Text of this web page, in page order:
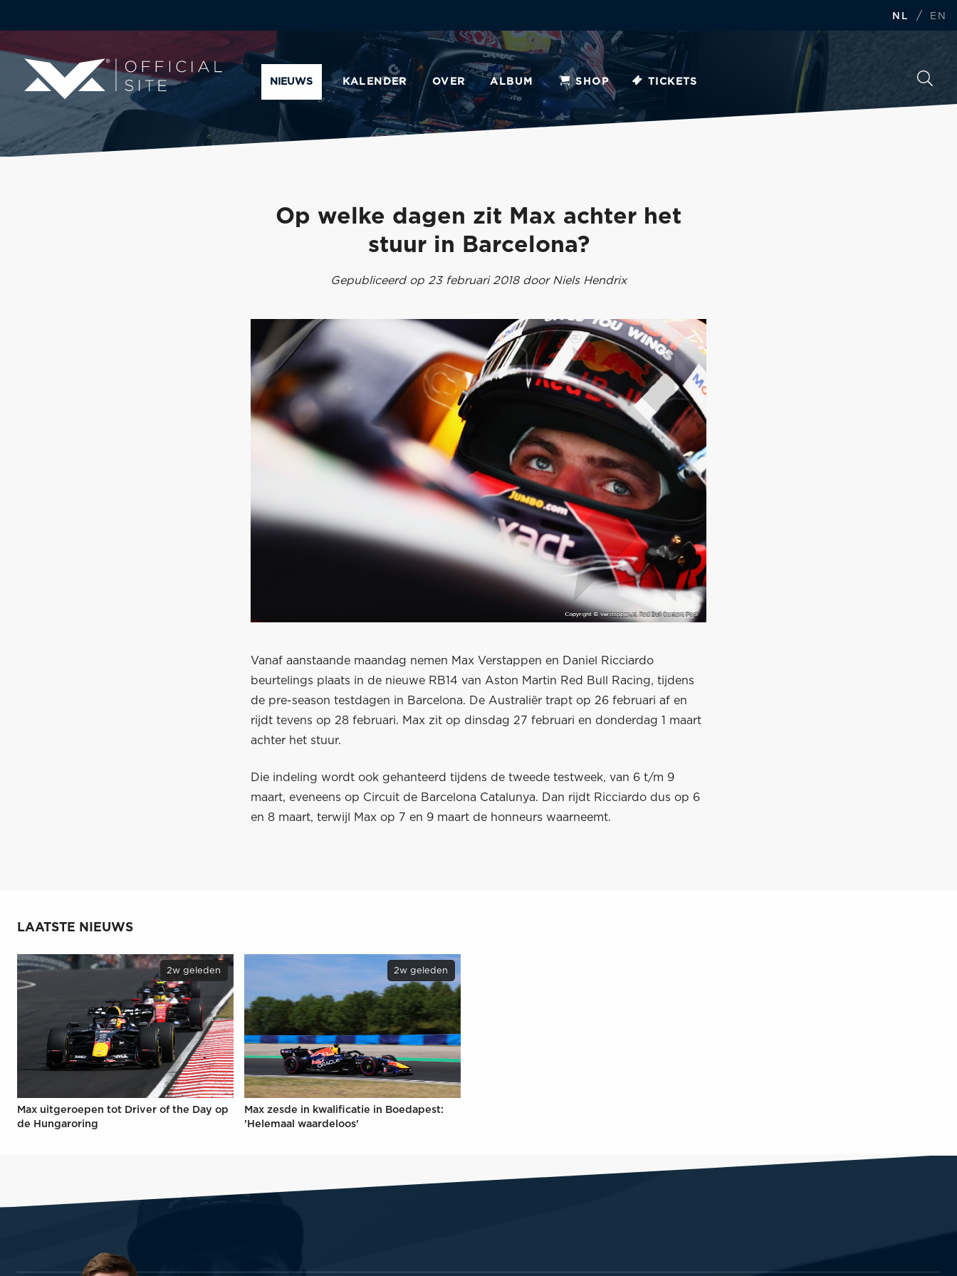
NL / EN
NIEUWS KALENDER OVER ALBUM SHOP TICKETS
Op welke dagen zit Max achter het
stuur in Barcelona?
Gepubliceerd op 23 februari 2018 door Niels Hendrix
Vanaf aanstaande maandag nemen Max Verstappen en Daniel Ricciardo
beurtelings plaats in de nieuwe RB14 van Aston Martin Red Bull Racing, tijdens
de pre-season testdagen in Barcelona. De Australiër trapt op 26 februari af en
rijdt tevens op 28 februari. Max zit op dinsdag 27 februari en donderdag 1 maart
achter het stuur.
Die indeling wordt ook gehanteerd tijdens de tweede testweek, van 6 t/m 9
maart, eveneens op Circuit de Barcelona Catalunya. Dan rijdt Ricciardo dus op 6
en 8 maart, terwijl Max op 7 en 9 maart de honneurs waarneemt.
LAATSTE NIEUWS
2w geleden
Max uitgeroepen tot Driver of the Day op
de Hungaroring
2w geleden
Max zesde in kwalificatie in Boedapest:
'Helemaal waardeloos'